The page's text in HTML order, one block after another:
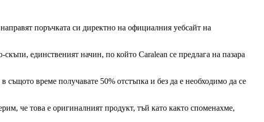
поръчката си директно на официалния уебсайт на
единственият начин, по който Caralean се предлага на пазара
време получавате 50% отстъпка и без да е необходимо да се
че това е оригиналният продукт, тъй като както споменахме,